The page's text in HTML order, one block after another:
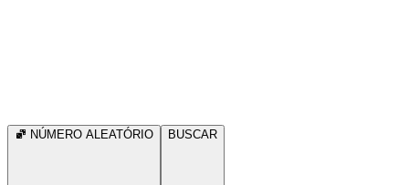
NÚMERO ALEATÓRIO BUSCAR